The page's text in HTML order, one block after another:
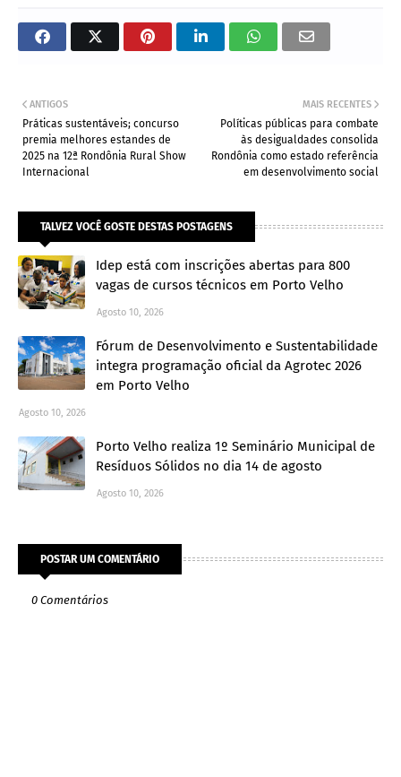
MAIS RECENTES
Políticas públicas para combate
às desigualdades consolida
Rondônia como estado referência
em desenvolvimento social
ANTIGOS
Práticas sustentáveis; concurso
premia melhores estandes de
2025 na 12ª Rondônia Rural Show
Internacional
TALVEZ VOCÊ GOSTE DESTAS POSTAGENS
Idep está com inscrições abertas para 800
vagas de cursos técnicos em Porto Velho
Agosto 10, 2026
Fórum de Desenvolvimento e Sustentabilidade
integra programação oficial da Agrotec 2026
em Porto Velho
Agosto 10, 2026
Porto Velho realiza 1º Seminário Municipal de
Resíduos Sólidos no dia 14 de agosto
Agosto 10, 2026
POSTAR UM COMENTÁRIO
0 Comentários